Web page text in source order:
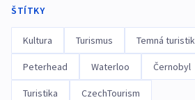
ŠTÍTKY
Kultura Turismus Temná
Peterhead Waterloo Černobyl
Turistika CzechTourism